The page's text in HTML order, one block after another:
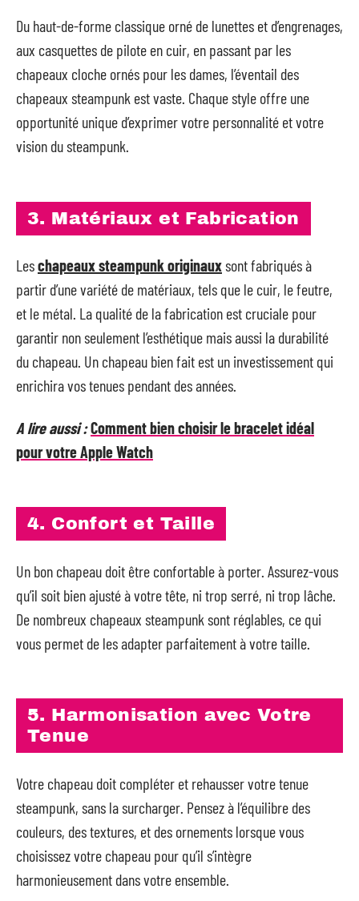
Du haut-de-forme classique orné de lunettes et d’engrenages,
aux casquettes de pilote en cuir, en passant par les
chapeaux cloche ornés pour les dames, l’éventail des
chapeaux steampunk est vaste. Chaque style offre une
opportunité unique d’exprimer votre personnalité et votre
vision du steampunk.
3. Matériaux et Fabrication
Leschapeaux steampunk originauxsont fabriqués à
partir d’une variété de matériaux, tels que le cuir, le feutre,
et le métal. La qualité de la fabrication est cruciale pour
garantir non seulement l’esthétique mais aussi la durabilité
du chapeau. Un chapeau bien fait est un investissement qui
enrichira vos tenues pendant des années.
A lire aussi :Comment bien choisir le bracelet idéal
pour votre Apple Watch
4. Confort et Taille
Un bon chapeau doit être confortable à porter. Assurez-vous
qu’il soit bien ajusté à votre tête, ni trop serré, ni trop lâche.
De nombreux chapeaux steampunk sont réglables, ce qui
vous permet de les adapter parfaitement à votre taille.
5. Harmonisation avec Votre
Tenue
Votre chapeau doit compléter et rehausser votre tenue
steampunk, sans la surcharger. Pensez à l’équilibre des
couleurs, des textures, et des ornements lorsque vous
choisissez votre chapeau pour qu’il s’intègre
harmonieusement dans votre ensemble.